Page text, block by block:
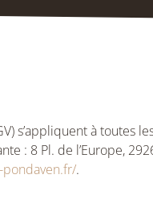
s’appliquent à toutes
: 8 Pl. de l’Europe,
.